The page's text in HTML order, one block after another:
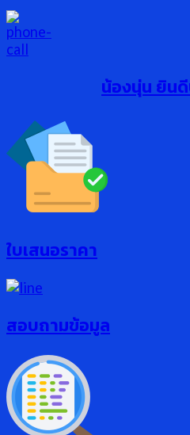
น้องนุ่น ยิน
ใบเสนอราคา
สอบถามข้อมูล